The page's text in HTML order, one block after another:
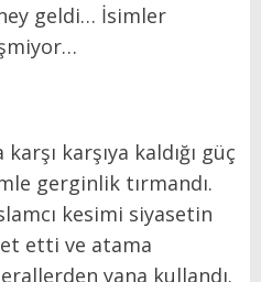
geldi… İsimler
karşıya kaldığı güç
gerginlik tırmandı.
kesimi siyasetin
etti ve atama
yana kullandı.